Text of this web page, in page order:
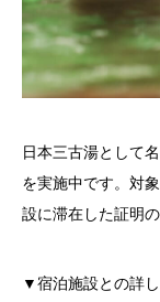
日本三古湯として
を実施中です。対
設に滞在した証明
▼宿泊施設との詳